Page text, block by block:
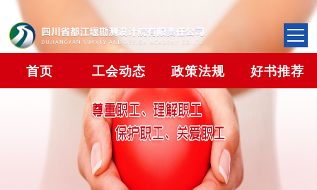
首页 工会动态 政策法规 好书推荐